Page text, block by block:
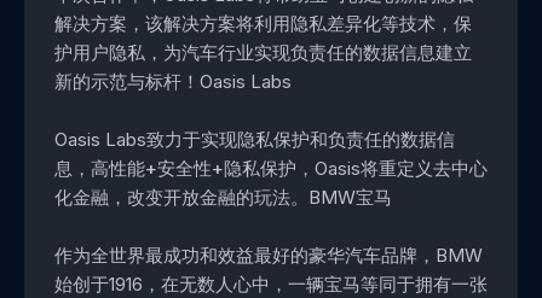
解决方案，该解决方案将利用隐私差异化等技术，保
护用户隐私，为汽车行业实现负责任的数据信息建立
新的示范与标杆！Oasis Labs
Oasis Labs致力于实现隐私保护和负责任的数据信
息， 高性能+安全性+隐私保护， Oasis将重定义去中心
化金融，改变开放金融的玩法。BMW宝马
作为全世界最成功和效益最好的豪华汽车品牌， BMW
始创于1916，在无数人心中，一辆宝马等同于拥有一张